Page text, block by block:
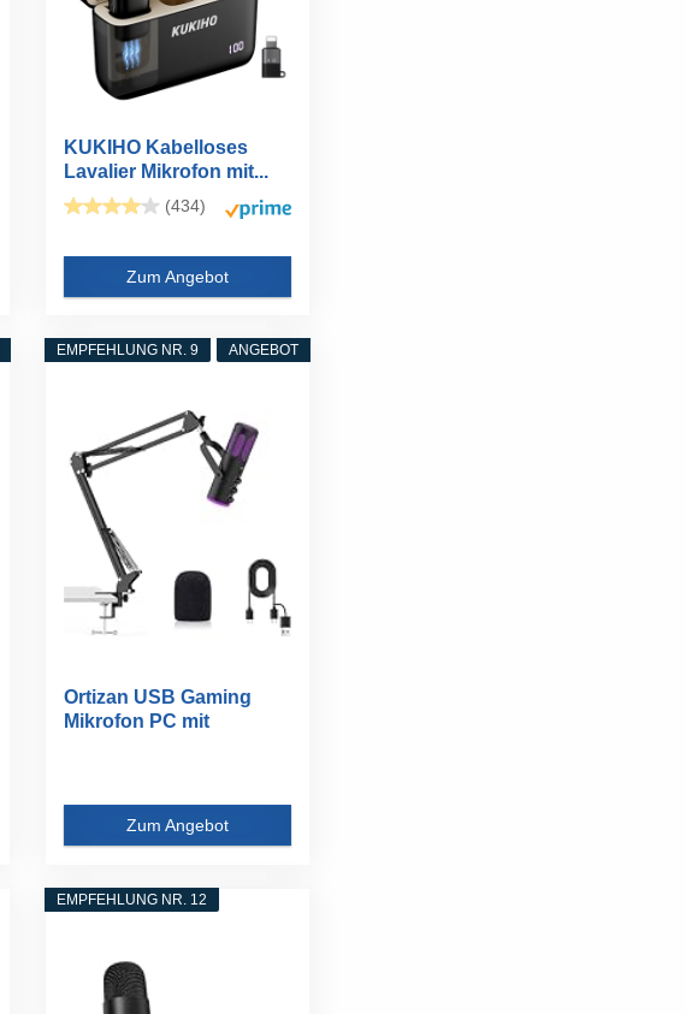
KUKIHO Kabelloses
Lavalier Mikrofon mit...
(434)
Zum Angebot
ANGEBOT
EMPFEHLUNG NR. 9
Ortizan USB Gaming
Mikrofon PC mit
Zum Angebot
EMPFEHLUNG NR. 12